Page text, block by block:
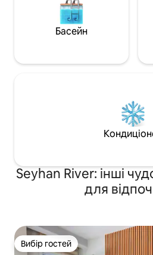
Басейн
Seyhan River: інші
для
Вибір гостей
Вибір гостей